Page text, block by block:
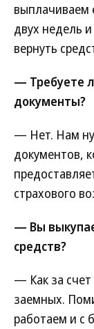
выплачиваем
двух недель
вернуть
— Требуете
документы?
— Нет. Нам
документов,
страхового
— Вы
средств?
— Как за счет
заемных.
работаем и с